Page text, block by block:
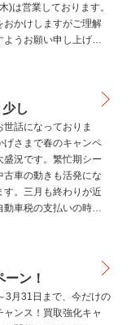
)は営業しております。
おかけしますがご理解
ようお願い申し上げま
し
世話になっておりま
げさまで春のキャンペ
盛況です。繁忙期シー
古車の動きも活発にな
す。三月も終わりが近
動車税の支払いの時期
車の売却などを考えて
ゃる方は…
ン！
3月31日まで、今だけの
ャンス！買取強化キャ